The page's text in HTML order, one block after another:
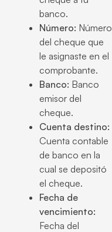
banco.
Número: Número
del cheque que
le asignaste en el
comprobante.
Banco: Banco
emisor del
cheque.
Cuenta destino:
Cuenta contable
de banco en la
cual se depositó
el cheque.
Fecha de
vencimiento:
Fecha del